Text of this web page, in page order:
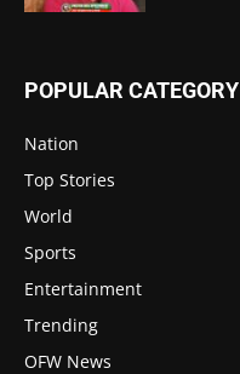
POPULAR CATEGORY
Nation
Top Stories
World
Sports
Entertainment
Trending
OFW News